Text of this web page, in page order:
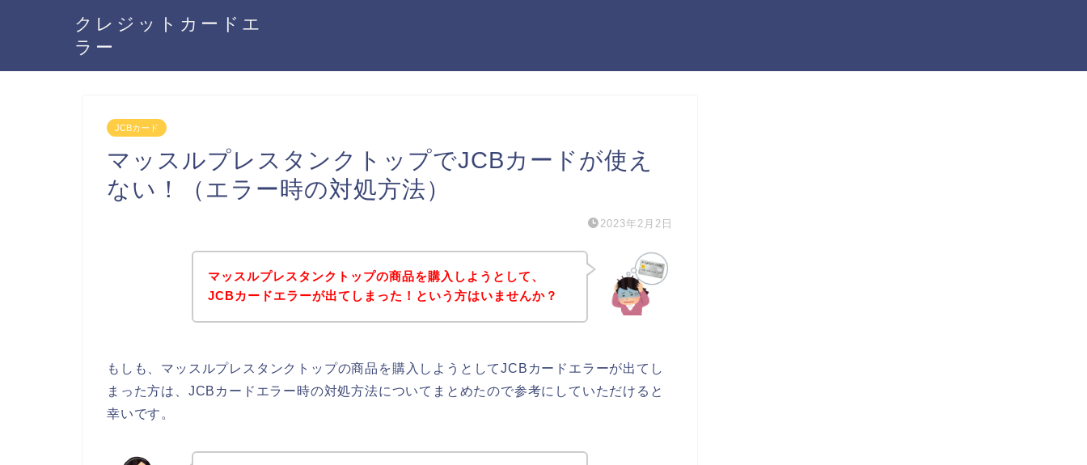
クレジットカードエ
ラー
JCBカード
マッスルプレスタンクトップでJCBカードが使え
ない！（エラー時の対処方法）
2023年2月2日
マッスルプレスタンクトップの商品を購入しようとして、
JCBカードエラーが出てしまった！という方はいませんか？
もしも、マッスルプレスタンクトップの商品を購入しようとしてJCBカードエラーが出てし
まった方は、JCBカードエラー時の対処方法についてまとめたので参考にしていただけると
幸いです。